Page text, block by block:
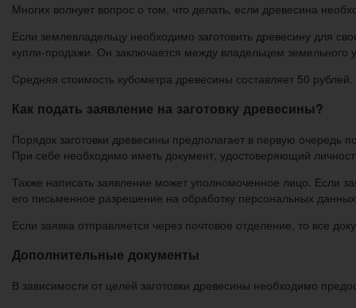
Многих волнует вопрос о том, что делать, если древесина
Если землевладельцу необходимо заготовить древесину для
купли-продажи. Он заключается между владельцем земельного
Средняя стоимость кубометра древесины составляет 50
Как подать заявление на заготовку древесины?
Порядок заготовки древесины предполагает в первую очередь
При себе необходимо иметь документ, удостоверяющий
Также написать заявление может уполномоченное лицо. Если
его письменное разрешение на обработку персональных
Если заявка отправляется через почтовое отделение, то все
Дополнительные документы
В зависимости от целей заготовки древесины необходимо